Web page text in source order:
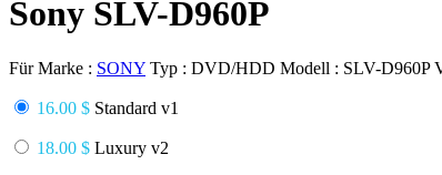
Sony SLV-D960P
Für Marke : SONY Typ : DVD/HDD Modell : SLV-D960P
16.00 $ Standard v1
18.00 $ Luxury v2